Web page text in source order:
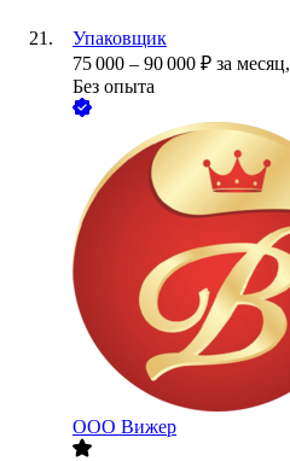
Упаковщик
75 000 – 90 000 ₽ за месяц,
Без опыта
ООО Вижер